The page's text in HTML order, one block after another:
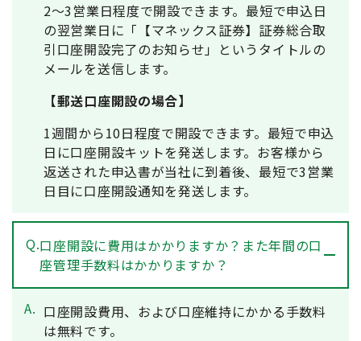
2～3営業日程度で開設できます。最短で申込日
の翌営業日に「【マネックス証券】証券総合取
引口座開設完了のお知らせ」というタイトルの
メールを送信します。
【郵送口座開設の場合】
1週間から10日程度で開設できます。最短で申込
日に口座開設キットを発送します。お客様から
返送された申込書が当社に到着後、最短で3営業
日目に口座開設通知を発送します。
Q.口座開設に費用はかかりますか？また年間の口
座管理手数料はかかりますか？
A. 口座開設費用、および口座維持にかかる手数料
は無料です。